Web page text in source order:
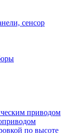
сенсор
приводом
по высоте